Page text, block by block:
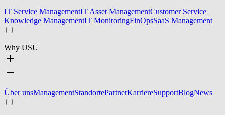
IT Service ManagementIT Asset ManagementCustomer Service
Knowledge ManagementIT MonitoringFinOpsSaaS Management
Why USU
Über unsManagementStandortePartnerKarriereSupportBlogNews